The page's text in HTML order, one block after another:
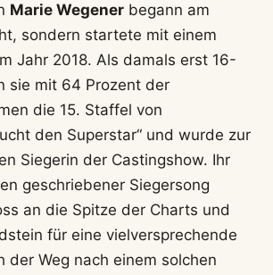
Marie Wegener begann am
sondern startete mit einem
Jahr 2018. Als damals erst 16-
sie mit 64 Prozent der
die 15. Staffel von
den Superstar“ und wurde zur
Siegerin der Castingshow. Ihr
geschriebener Siegersong
an die Spitze der Charts und
für eine vielversprechende
der Weg nach einem solchen